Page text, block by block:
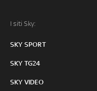
I siti Sky:
SKY SPORT
SKY TG24
SKY VIDEO